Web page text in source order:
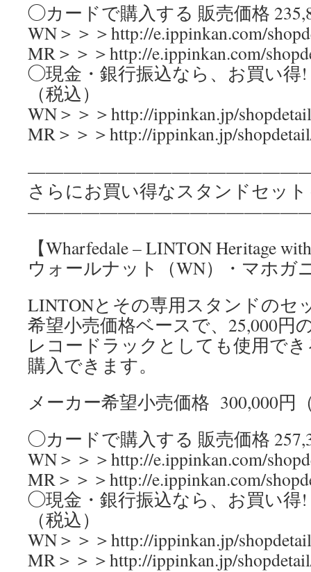
◯カードで購入する 販売価格
WN＞＞＞http://e.ippinkan.com/
MR＞＞＞http://e.ippinkan.com/
◯現金・銀行振込なら、お買い得!
（税込）
WN＞＞＞http://ippinkan.jp/
MR＞＞＞http://ippinkan.jp/
さらにお買い得なスタンドセッ
【Wharfedale – LINTON Heritage
ウォールナット（WN）・マホガ
LINTONとその専用スタンドのセ
希望小売価格ベースで、25,000円
レコードラックとしても使用で
購入できます。
メーカー希望小売価格 300,000円
◯カードで購入する 販売価格
WN＞＞＞http://e.ippinkan.com/
MR＞＞＞http://e.ippinkan.com/
◯現金・銀行振込なら、お買い得!
（税込）
WN＞＞＞http://ippinkan.jp/
MR＞＞＞http://ippinkan.jp/